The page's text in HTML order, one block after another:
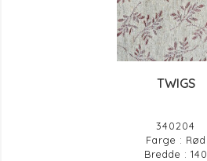
TWIGS
340204
Farge : Rød
Bredde : 140